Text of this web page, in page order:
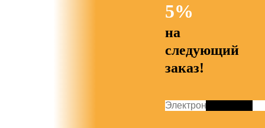
5%
на
следующий
заказ!